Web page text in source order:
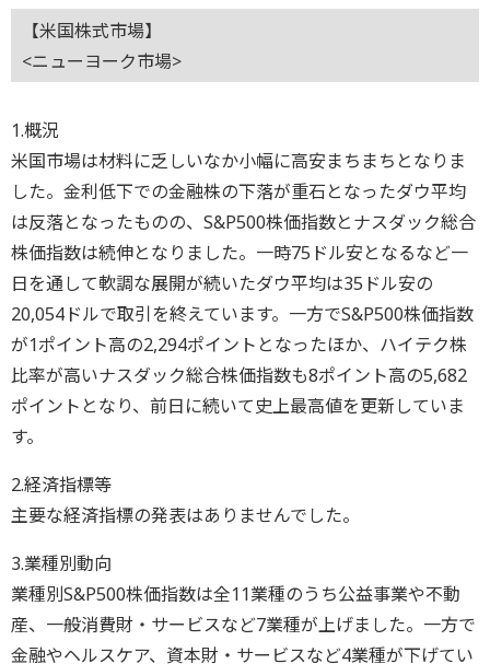
【米国株式市場】
<ニューヨーク市場>
1.概況
米国市場は材料に乏しいなか小幅に高安まちまちとなりま
した。金利低下での金融株の下落が重石となったダウ平均
は反落となったものの、S&P500株価指数とナスダック総合
株価指数は続伸となりました。一時75ドル安となるなど一
日を通して軟調な展開が続いたダウ平均は35ドル安の
20,054ドルで取引を終えています。一方でS&P500株価指数
が1ポイント高の2,294ポイントとなったほか、ハイテク株
比率が高いナスダック総合株価指数も8ポイント高の5,682
ポイントとなり、前日に続いて史上最高値を更新していま
す。
2.経済指標等
主要な経済指標の発表はありませんでした。
3.業種別動向
業種別S&P500株価指数は全11業種のうち公益事業や不動
産、一般消費財・サービスなど7業種が上げました。一方で
金融やヘルスケア、資本財・サービスなど4業種が下げてい